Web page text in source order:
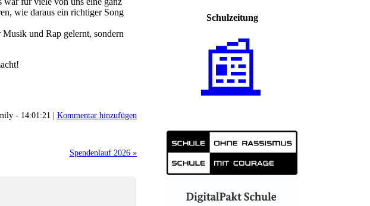
wie daraus ein richtiger Song
und Rap gelernt, sondern
- 14:01:21 | Kommentar hinzufügen
Spendenlauf 2026 »
Schulzeitung
📰